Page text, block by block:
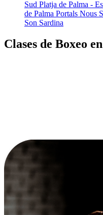
Sud Platja de Palma -
de Palma Portals Nous
Son Sardina
Clases de Boxeo